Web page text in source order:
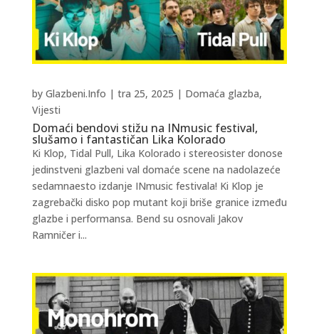
Domaći bendovi stižu na INmusic festival,
slušamo i fantastičan Lika Kolorado
by Glazbeni.Info | tra 25, 2025 | Domaća glazba,
Vijesti
Ki Klop, Tidal Pull, Lika Kolorado i stereosister donose
jedinstveni glazbeni val domaće scene na nadolazeće
sedamnaesto izdanje INmusic festivala! Ki Klop je
zagrebački disko pop mutant koji briše granice između
glazbe i performansa. Bend su osnovali Jakov
Ramničer i...